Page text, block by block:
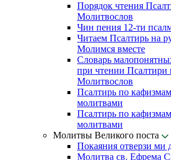
Порядок чтения
Молитвослов
Чин пения 12-ти
Читаем Псалтирь на
Молимся вместе
Словарь
при чтении Псалтири
Молитвослов
Псалтирь по
молитвами
Псалтирь по
молитвами
Молитвы Великого поста
Покаяния отверзи ми
Молитва св. Ефрема